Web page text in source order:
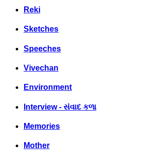
Reki
Sketches
Speeches
Vivechan
Environment
Interview - સંવાદ કળા
Memories
Mother